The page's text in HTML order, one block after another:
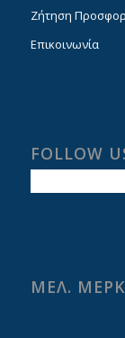
Ζήτηση
Επικοινωνία
FOLLOW
ΜΕΛ.